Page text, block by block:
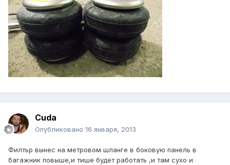
Cuda
Опубликовано 16 января, 2013
Филтьр вынес на метровом шланге в боковую панель в
багажник повыше,и тише будет работать ,и там сухо и